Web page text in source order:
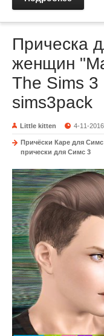
Прическа
женщин
The Sims
sims3pack
Little kitten 4-11-
Причёски Каре для Симс
прически для Симс 3